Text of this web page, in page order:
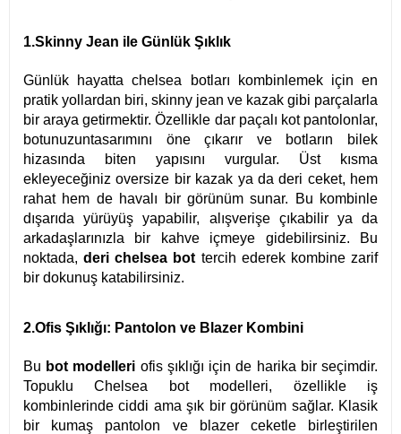
1.Skinny Jean ile Günlük Şıklık
Günlük hayatta chelsea botları kombinlemek için en
pratik yollardan biri, skinny jean ve kazak gibi parçalarla
bir araya getirmektir. Özellikle dar paçalı kot pantolonlar,
botunuzuntasarımını öne çıkarır ve botların bilek
hizasında biten yapısını vurgular. Üst kısma
ekleyeceğiniz oversize bir kazak ya da deri ceket, hem
rahat hem de havalı bir görünüm sunar. Bu kombinle
dışarıda yürüyüş yapabilir, alışverişe çıkabilir ya da
arkadaşlarınızla bir kahve içmeye gidebilirsiniz. Bu
noktada,deri chelsea bot tercih ederek kombine zarif
bir dokunuş katabilirsiniz.
2.Ofis Şıklığı: Pantolon ve Blazer Kombini
Bu bot modelleri ofis şıklığı için de harika bir seçimdir.
Topuklu Chelsea bot modelleri, özellikle iş
kombinlerinde ciddi ama şık bir görünüm sağlar. Klasik
bir kumaş pantolon ve blazer ceketle birleştirilen